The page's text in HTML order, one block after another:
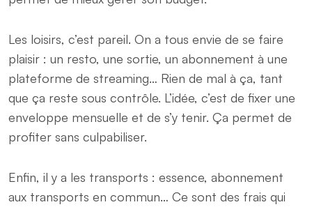
Les loisirs, c’est pareil. On a tous envie de se faire
plaisir : un resto, une sortie, un abonnement à une
plateforme de streaming… Rien de mal à ça, tant
que ça reste sous contrôle. L’idée, c’est de fixer une
enveloppe mensuelle et de s’y tenir. Ça permet de
profiter sans culpabiliser.
Enfin, il y a les transports : essence, abonnement
aux transports en commun… Ce sont des frais qui